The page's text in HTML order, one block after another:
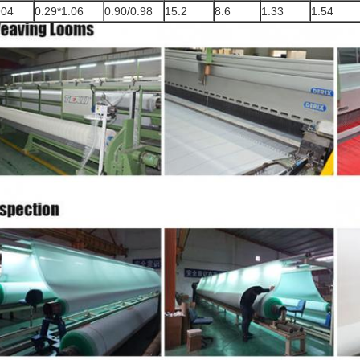
0.29*1.06 0.90/0.98 15.2 8.6 1.33 1.54